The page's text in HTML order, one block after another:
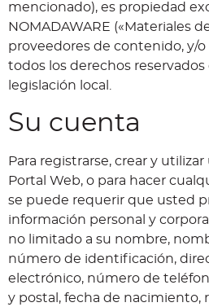
mencionado), es propiedad
NOMADAWARE («Materiales
proveedores de contenido, y/
todos los derechos
legislación local.
Su cuenta
Para registrarse, crear y
Portal Web, o para hacer
se puede requerir que usted
información personal y
no limitado a su nombre,
número de identificación,
electrónico, número de
y postal, fecha de nacimiento,